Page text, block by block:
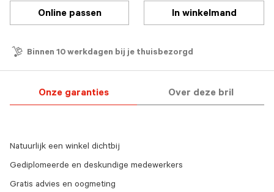
Online passen In winkelmand
Binnen 10 werkdagen bij je thuisbezorgd
Onze garanties Over deze bril
Natuurlijk een winkel dichtbij
Gediplomeerde en deskundige medewerkers
Gratis advies en oogmeting